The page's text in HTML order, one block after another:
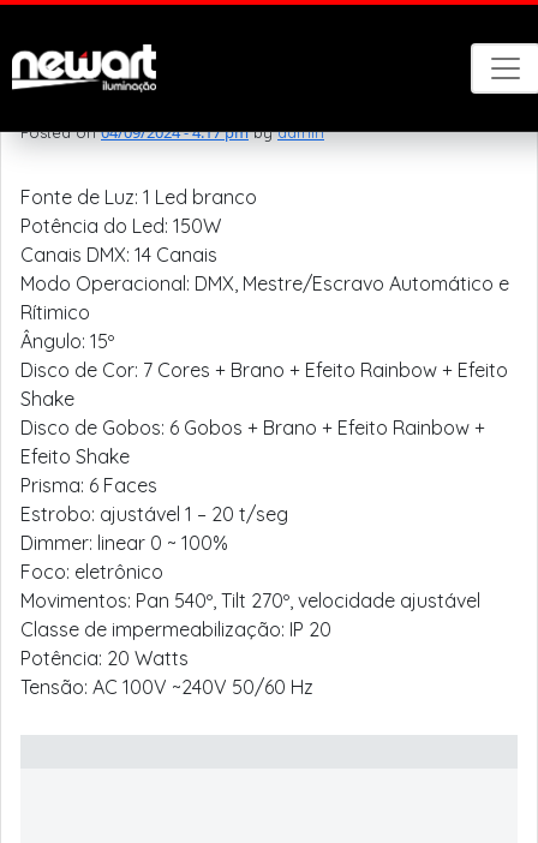
XM-110
Posted on04/09/2024 - 4:17 pm byadmin
Fonte de Luz: 1 Led branco
Potência do Led: 150W
Canais DMX: 14 Canais
Modo Operacional: DMX, Mestre/Escravo Automático e
Rítimico
Ângulo: 15º
Disco de Cor: 7 Cores + Brano + Efeito Rainbow + Efeito
Shake
Disco de Gobos: 6 Gobos + Brano + Efeito Rainbow +
Efeito Shake
Prisma: 6 Faces
Estrobo: ajustável 1 – 20 t/seg
Dimmer: linear 0 ~ 100%
Foco: eletrônico
Movimentos: Pan 540º, Tilt 270º, velocidade ajustável
Classe de impermeabilização: IP 20
Potência: 20 Watts
Tensão: AC 100V ~240V 50/60 Hz